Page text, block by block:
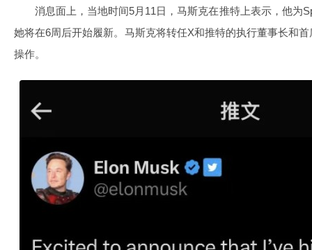
消息面上，当地时间5月11日，马斯克在推特上表示，他为
她将在6周后开始履新。马斯克将转任X和推特的执行董事长和
操作。